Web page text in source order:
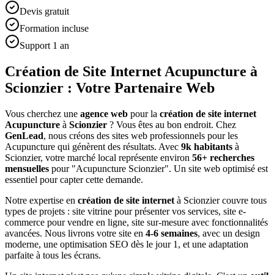
Devis gratuit
Formation incluse
Support 1 an
Création de Site Internet Acupuncture à
Scionzier : Votre Partenaire Web
Vous cherchez une agence web pour la création de site internet
Acupuncture à Scionzier ? Vous êtes au bon endroit. Chez
GenLead, nous créons des sites web professionnels pour les
Acupuncture qui génèrent des résultats. Avec 9k habitants à
Scionzier, votre marché local représente environ 56+ recherches
mensuelles pour "Acupuncture Scionzier". Un site web optimisé est
essentiel pour capter cette demande.
Notre expertise en création de site internet à Scionziercouvre tous
types de projets : site vitrine pour présenter vos services, site e-
commerce pour vendre en ligne, site sur-mesure avec fonctionnalités
avancées. Nous livrons votre site en 4-6 semaines, avec un design
moderne, une optimisation SEO dès le jour 1, et une adaptation
parfaite à tous les écrans.